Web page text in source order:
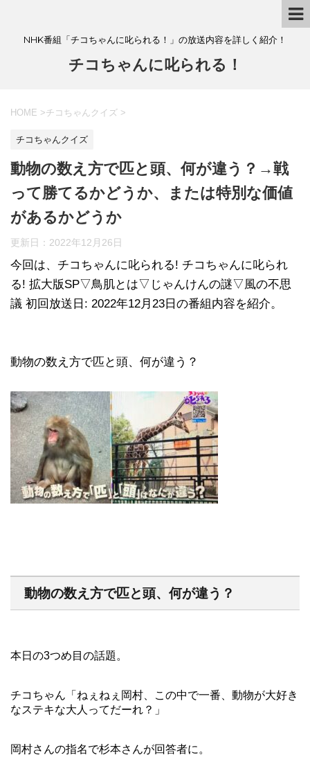
NHK番組「チコちゃんに叱られる！」の放送内容を詳しく紹介！
チコちゃんに叱られる！
HOME >チコちゃんクイズ >
チコちゃんクイズ
動物の数え方で匹と頭、何が違う？→戦
って勝てるかどうか、または特別な価値
があるかどうか
更新日： 2022年12月26日
今回は、チコちゃんに叱られる! チコちゃんに叱られ
る! 拡大版SP▽鳥肌とは▽じゃんけんの謎▽風の不思
議 初回放送日: 2022年12月23日の番組内容を紹介。
動物の数え方で匹と頭、何が違う？
動物の数え方で匹と頭、何が違う？
本日の3つめ目の話題。
チコちゃん「ねぇねぇ岡村、この中で一番、動物が大好き
なステキな大人ってだーれ？」
岡村さんの指名で杉本さんが回答者に。